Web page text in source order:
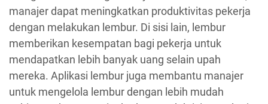
manajer dapat meningkatkan produktivitas pekerja
dengan melakukan lembur. Di sisi lain, lembur
memberikan kesempatan bagi pekerja untuk
mendapatkan lebih banyak uang selain upah
mereka. Aplikasi lembur juga membantu manajer
untuk mengelola lembur dengan lebih mudah